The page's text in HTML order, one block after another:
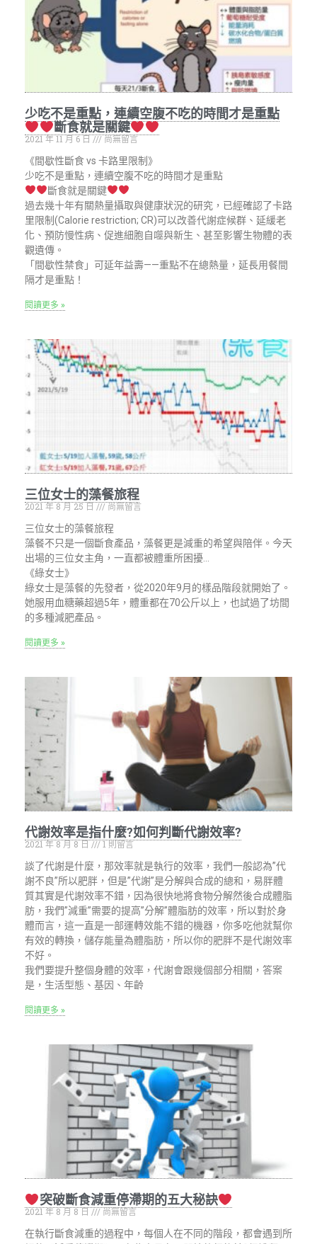
少吃不是重點，連續空腹不吃的時間才是重點
斷食就是關鍵
2021 年 11 月 6 日
尚無留言
《間歇性斷食 vs 卡路里限制》
少吃不是重點，連續空腹不吃的時間才是重點
斷食就是關鍵
過去幾十年有關熱量攝取與健康狀況的研究，已經確認了卡路
里限制(Calorie restriction; CR)可以改善代謝症候群、延緩老
化、預防慢性病、促進細胞自噬與新生、甚至影響生物體的表
觀遺傳。
「間歇性禁食」可延年益壽——重點不在總熱量，延長用餐間
隔才是重點！
閱讀更多 »
三位女士的藻餐旅程
2021 年 8 月 25 日
尚無留言
三位女士的藻餐旅程
藻餐不只是一個斷食產品，藻餐更是減重的希望與陪伴。今天
出場的三位女主角，一直都被體重所困擾…
《綠女士》
綠女士是藻餐的先發者，從2020年9月的樣品階段就開始了。
她服用血糖藥超過5年，體重都在70公斤以上，也試過了坊間
的多種減肥產品。
閱讀更多 »
代謝效率是指什麼?如何判斷代謝效率?
2021 年 8 月 8 日
1 則留言
談了代謝是什麼，那效率就是執行的效率，我們一般認為”代
謝不良”所以肥胖，但是”代謝”是分解與合成的總和，易胖體
質其實是代謝效率不錯，因為很快地將食物分解然後合成體脂
肪，我們”減重”需要的提高”分解”體脂肪的效率，所以對於身
體而言，這一直是一部運轉效能不錯的機器，你多吃他就幫你
有效的轉換，儲存能量為體脂肪，所以你的肥胖不是代謝效率
不好。
我們要提升整個身體的效率，代謝會跟幾個部分相關，答案
是，生活型態、基因、年齡
閱讀更多 »
突破斷食減重停滯期的五大秘訣
2021 年 8 月 8 日
尚無留言
在執行斷食減重的過程中，每個人在不同的階段，都會遇到所